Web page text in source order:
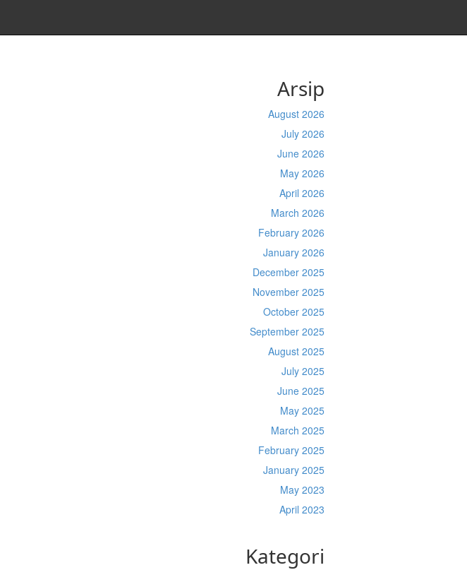
Arsip
August 2026
July 2026
June 2026
May 2026
April 2026
March 2026
February 2026
January 2026
December 2025
November 2025
October 2025
September 2025
August 2025
July 2025
June 2025
May 2025
March 2025
February 2025
January 2025
May 2023
April 2023
Kategori